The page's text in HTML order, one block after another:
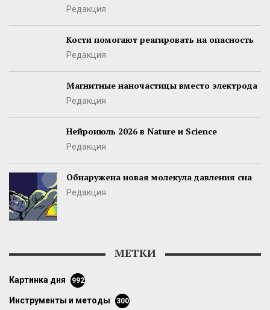
Редакция
Кости помогают реагировать на опасность
Редакция
Магнитные наночастицы вместо электрода
Редакция
Нейроиюль 2026 в Nature и Science
Редакция
Обнаружена новая молекула давления сна
Редакция
МЕТКИ
картинка дня 992
инструменты и методы 300